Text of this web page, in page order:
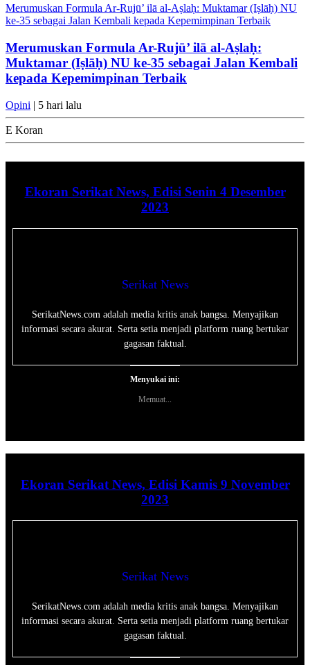
Merumuskan Formula Ar-Rujū’ ilā al-Aṣlaḥ: Muktamar (Iṣlāḥ) NU
ke-35 sebagai Jalan Kembali kepada Kepemimpinan Terbaik
Merumuskan Formula Ar-Rujū’ ilā al-Aṣlaḥ:
Muktamar (Iṣlāḥ) NU ke-35 sebagai Jalan Kembali
kepada Kepemimpinan Terbaik
Opini | 5 hari lalu
E Koran
Ekoran Serikat News, Edisi Senin 4 Desember
2023
Serikat News
SerikatNews.com adalah media kritis anak bangsa. Menyajikan
informasi secara akurat. Serta setia menjadi platform ruang bertukar
gagasan faktual.
Menyukai ini:
Memuat...
Ekoran Serikat News, Edisi Kamis 9 November
2023
Serikat News
SerikatNews.com adalah media kritis anak bangsa. Menyajikan
informasi secara akurat. Serta setia menjadi platform ruang bertukar
gagasan faktual.